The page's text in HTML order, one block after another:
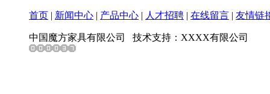
首页 | 新闻中心 | 产品中心 | 人才招聘 | 在线留言 | 友情链
中国魔方家具有限公司 技术支持：XXXX有限公司